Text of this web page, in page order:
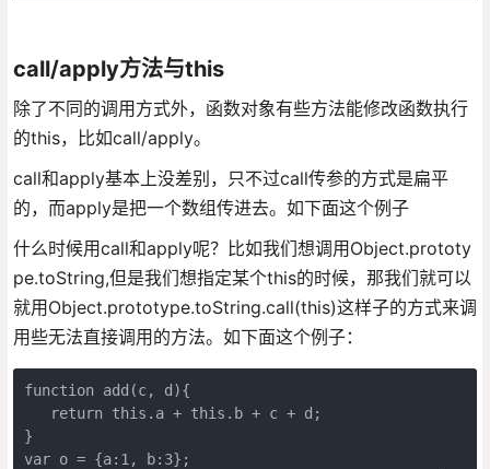
call/apply方法与this
除了不同的调用方式外，函数对象有些方法能修改函数执行
的this，比如call/apply。
call和apply基本上没差别，只不过call传参的方式是扁平
的，而apply是把一个数组传进去。如下面这个例子
什么时候用call和apply呢？比如我们想调用Object.prototy
pe.toString,但是我们想指定某个this的时候，那我们就可以
就用Object.prototype.toString.call(this)这样子的方式来调
用些无法直接调用的方法。如下面这个例子：
function add(c, d){
   return this.a + this.b + c + d;
}
var o = {a:1, b:3};